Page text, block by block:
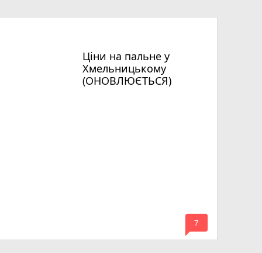
Ціни на пальне у
Хмельницькому
(ОНОВЛЮЄТЬСЯ)
mode_comment
7